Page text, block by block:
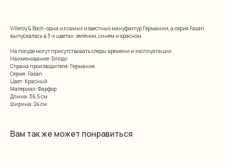
Villeroy & Boch -одна из самых известных мануфактур Германии, а серия Fasan
выпускалась в 3-х цветах: зелёном, синем и красном.
На посуде могут присутствовать следы времени и эксплуатации.
Наименование: Блюдо
Страна производителя: Германия
Серия: Fasan
Цвет: Красный
Материал: Фарфор
Длина: 36,5 см
Ширина: 24 см
Вам так же может понравиться